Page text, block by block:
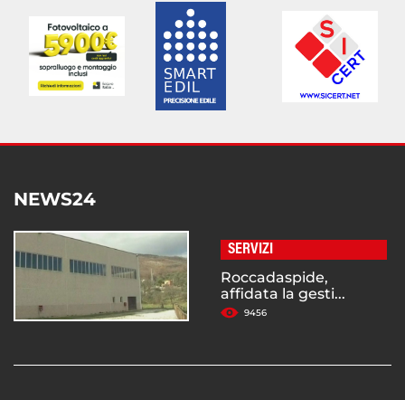
NEWS24
SERVIZI
Roccadaspide,
affidata la gesti...
9456